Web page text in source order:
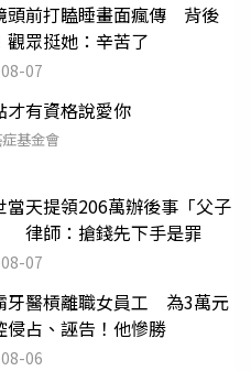
頭前打瞌睡畫面瘋傳 背後
觀眾挺她：辛苦了
07
才有資格說愛你
基金會
當天提領206萬辦後事「父子
律師：搶錢先下手是罪
07
牙醫槓離職女員工 為3萬元
侵占、誣告！他慘勝
06